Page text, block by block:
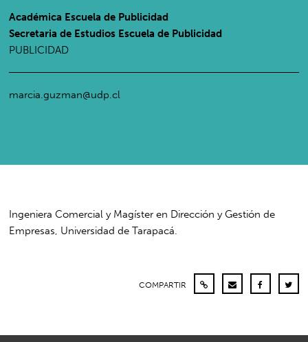
Académica Escuela de Publicidad
Secretaria de Estudios Escuela de Publicidad
PUBLICIDAD
marcia.guzman@udp.cl
Ingeniera Comercial y Magíster en Dirección y Gestión de
Empresas, Universidad de Tarapacá.
COMPARTIR